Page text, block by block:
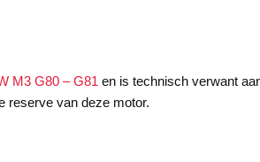
M3 G80 – G81 en is technisch verwant
reserve van deze motor.